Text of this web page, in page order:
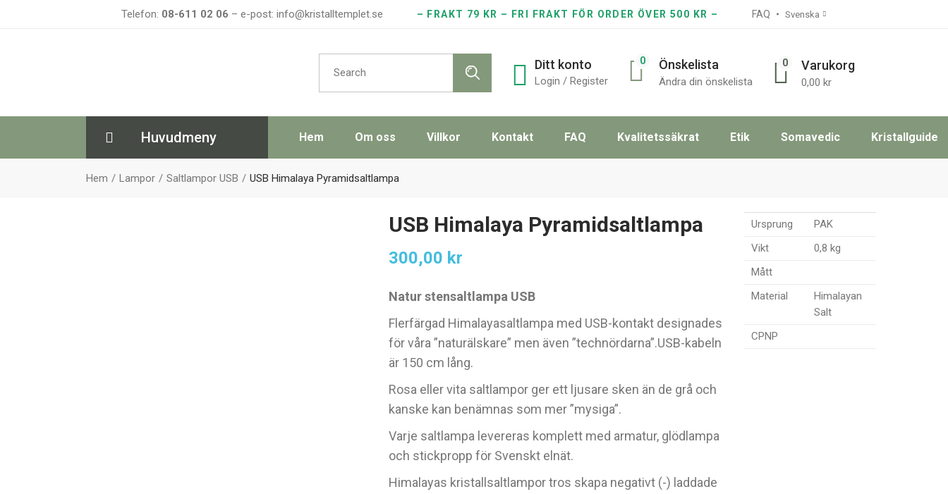
Telefon: 08-611 02 06 – e-post: info@kristalltemplet.se – FRAKT 79 KR – FRI FRAKT FÖR ORDER ÖVER 500 KR – FAQ Svenska
Search
for:
Ditt konto
Login / Register
0 Önskelista
Ändra din önskelista
0 Varukorg
0,00 kr
Huvudmeny Hem Om oss Villkor Kontakt FAQ Kvalitetssäkrat Etik Somavedic Kristallguide
Hem Lampor Saltlampor USB USB Himalaya Pyramidsaltlampa
USB Himalaya Pyramidsaltlampa
300,00 kr
Natur stensaltlampa USB
Flerfärgad Himalayasaltlampa med USB-kontakt designades
för våra ”naturälskare” men även ”technördarna”.USB-kabeln
är 150 cm lång.
Rosa eller vita saltlampor ger ett ljusare sken än de grå och
kanske kan benämnas som mer ”mysiga”.
Varje saltlampa levereras komplett med armatur, glödlampa
och stickpropp för Svenskt elnät.
Himalayas kristallsaltlampor tros skapa negativt (-) laddade
Ursprung
PAK
Vikt
0,8 kg
Mått
Material
Himalayan
Salt
CPNP